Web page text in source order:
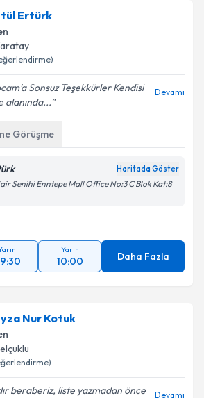
Ertürk
Sonsuz Teşekkürler Kendisi
alanında...
Devamı
Görüşme
Haritada Göster
Senihi Enntepe Mall Office No:3 C Blok Kat:8
Yarın
10:00 Daha Fazla
Nur Kotuk
beraberiz, liste yazmadan önce
Devamı